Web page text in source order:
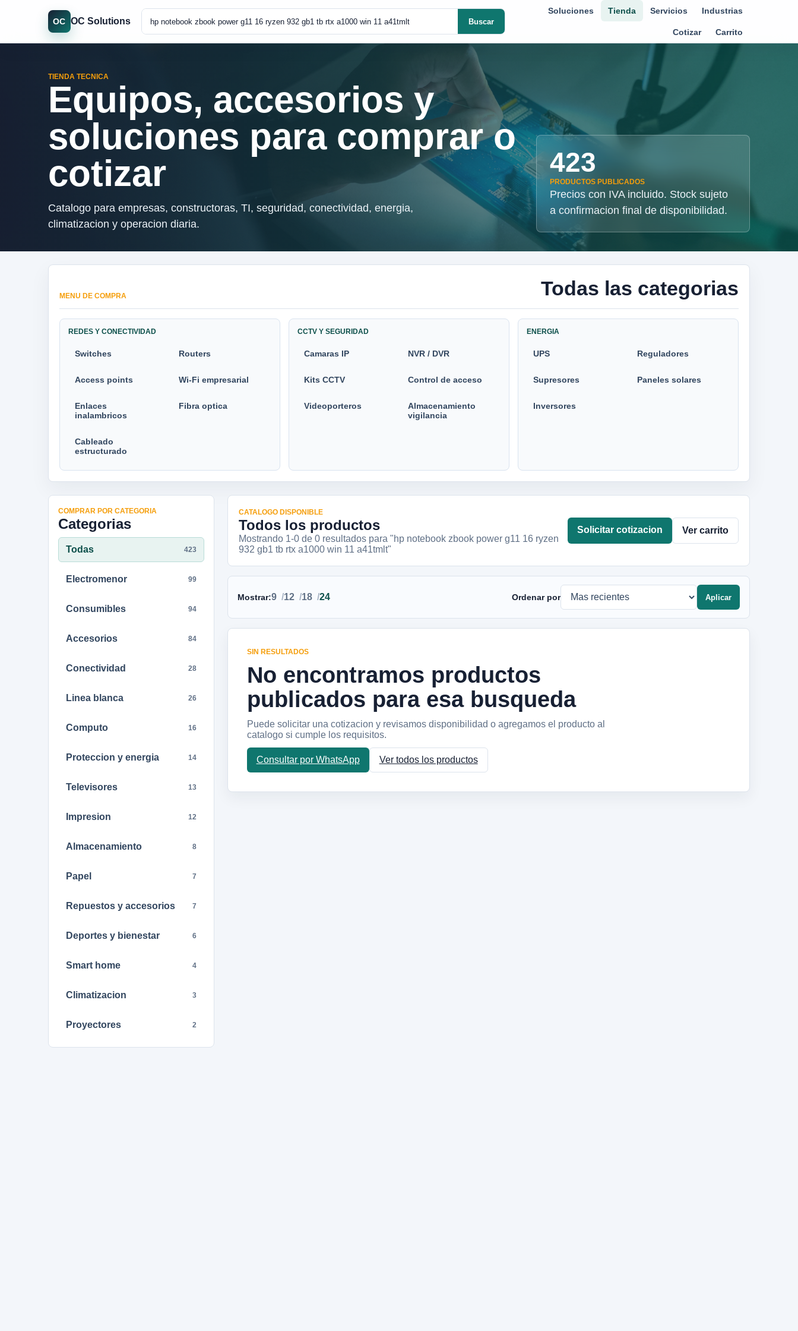
OC OC Solutions Buscar
Soluciones Tienda Servicios Industrias
Cotizar Carrito
TIENDA TECNICA
Equipos, accesorios y
soluciones para comprar o
cotizar
Catalogo para empresas, constructoras, TI, seguridad, conectividad, energia,
climatizacion y operacion diaria.
423
PRODUCTOS PUBLICADOS
Precios con IVA incluido. Stock sujeto
a confirmacion final de disponibilidad.
MENU DE COMPRA Todas las categorias
REDES Y CONECTIVIDAD
Switches Routers
Access points Wi-Fi empresarial
Enlaces
inalambricos
Fibra optica
Cableado
estructurado
CCTV Y SEGURIDAD
Camaras IP NVR / DVR
Kits CCTV Control de acceso
Videoporteros
Almacenamiento
vigilancia
ENERGIA
UPS Reguladores
Supresores Paneles solares
Inversores
COMPRAR POR CATEGORIA
Categorias
Todas 423
Electromenor 99
Consumibles 94
Accesorios 84
Conectividad 28
Linea blanca 26
Computo 16
Proteccion y energia 14
Televisores 13
Impresion 12
Almacenamiento 8
Papel 7
Repuestos y accesorios 7
Deportes y bienestar 6
Smart home 4
Climatizacion 3
Proyectores 2
CATALOGO DISPONIBLE
Todos los productos
Mostrando 1-0de 0resultadospara "hp notebook zbook power g11 16 ryzen
932 gb1 tb rtx a1000 win 11 a41tmlt"
Solicitar cotizacion Ver carrito
Mostrar:9 12 18 24 Ordenar por Aplicar
SIN RESULTADOS
No encontramos productos
publicados para esa busqueda
Puede solicitar una cotizacion y revisamos disponibilidad o agregamos el producto al
catalogo si cumple los requisitos.
Consultar por WhatsApp Ver todos los productos